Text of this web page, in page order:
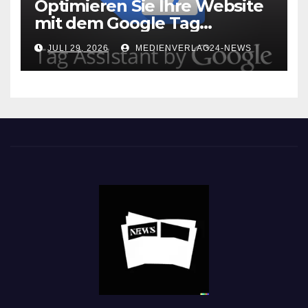
Optimieren Sie Ihre Website
mit dem Google Tag
Assistant: Fehlerfreie Tag-
Implementierung leicht
gemacht!
JULI 29, 2026 MEDIENVERLAG24-NEWS